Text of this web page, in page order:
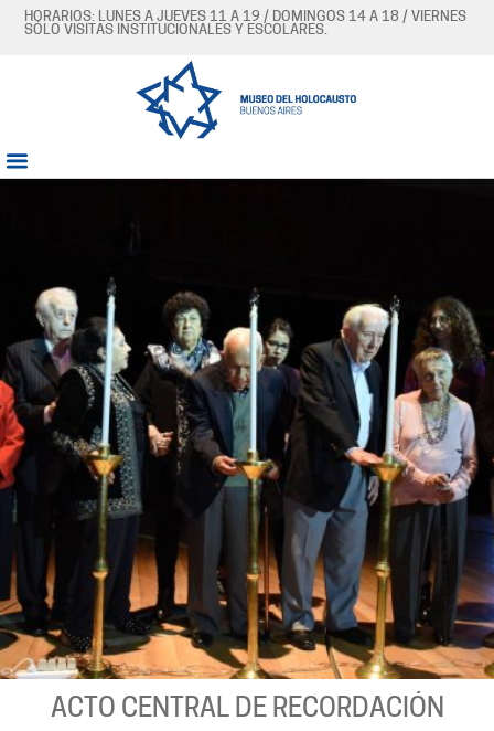
HORARIOS: LUNES A JUEVES 11 A 19 / DOMINGOS 14 A 18 / VIERNES
SÓLO VISITAS INSTITUCIONALES Y ESCOLARES.
ACTO CENTRAL DE RECORDACIÓN